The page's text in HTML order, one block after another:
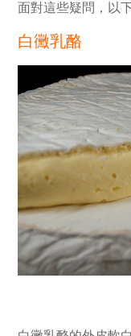
面對這些疑問，以
白黴乳酪